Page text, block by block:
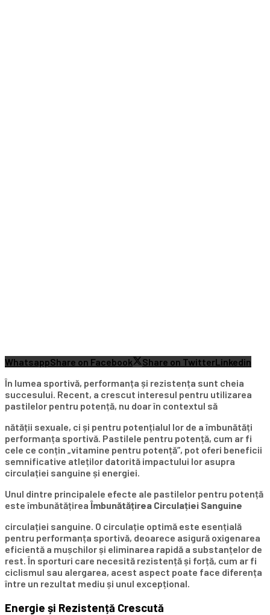
WhatsappShare on Facebook Share on TwitterLinkedin
În lumea sportivă, performanța și rezistența sunt cheia
succesului. Recent, a crescut interesul pentru utilizarea
pastilelor pentru potență, nu doar în contextul să
nătății sexuale, ci și pentru potențialul lor de a îmbunătăți
performanța sportivă. Pastilele pentru potență, cum ar fi
cele ce conțin „vitamine pentru potență”, pot oferi beneficii
semnificative atleților datorită impactului lor asupra
circulației sanguine și energiei.
Unul dintre principalele efecte ale pastilelor pentru potență
este îmbunătățireaÎmbunătățirea Circulației Sanguine
circulației sanguine. O circulație optimă este esențială
pentru performanța sportivă, deoarece asigură oxigenarea
eficientă a mușchilor și eliminarea rapidă a substanțelor de
rest. În sporturi care necesită rezistență și forță, cum ar fi
ciclismul sau alergarea, acest aspect poate face diferența
între un rezultat mediu și unul excepțional.
Energie și Rezistență Crescută